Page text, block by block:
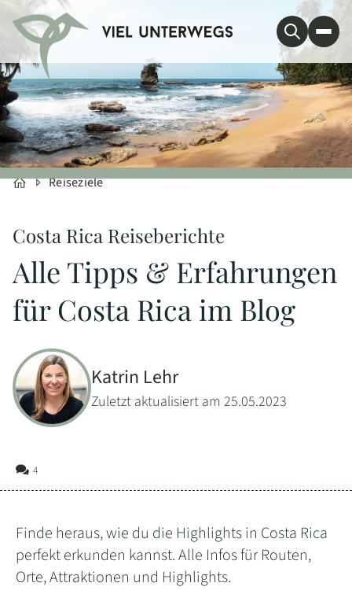
Reiseziele
Costa Rica Reiseberichte
Alle Tipps & Erfahrungen
für Costa Rica im Blog
Katrin Lehr
Zuletzt aktualisiert am 25.05.2023
4
Finde heraus, wie du die Highlights in Costa Rica
perfekt erkunden kannst. Alle Infos für Routen,
Orte, Attraktionen und Highlights.